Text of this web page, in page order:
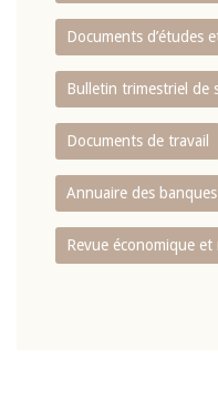
Documents d’études
Bulletin trimestriel de
Documents de travail
Annuaire des
Revue économique et